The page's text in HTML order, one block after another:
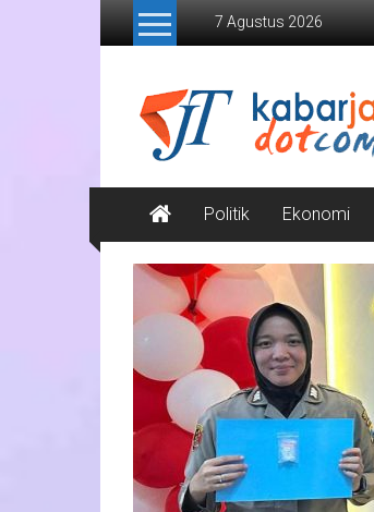
Lompat
7 Agustus 2026
Kabar
Jawa
Timur
Media
Online
Jawa
Timur
Politik Ekonomi